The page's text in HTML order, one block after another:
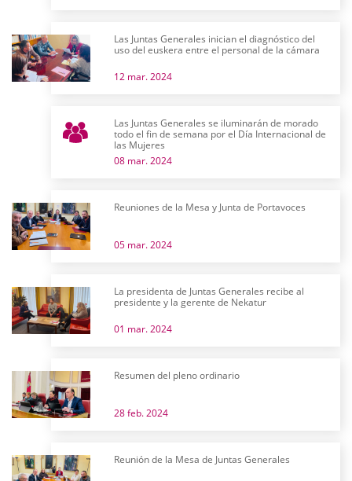
Las Juntas Generales inician el diagnóstico del
uso del euskera entre el personal de la cámara
12 mar. 2024
Las Juntas Generales se iluminarán de morado
todo el fin de semana por el Día Internacional de
las Mujeres
08 mar. 2024
Reuniones de la Mesa y Junta de Portavoces
05 mar. 2024
La presidenta de Juntas Generales recibe al
presidente y la gerente de Nekatur
01 mar. 2024
Resumen del pleno ordinario
28 feb. 2024
Reunión de la Mesa de Juntas Generales